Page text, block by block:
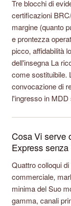
Tre blocchi di
certificazioni
margine (quanto
e prontezza
picco, affidabilità
dell'insegna La
come sostituibile.
convocazione di
l'ingresso in
Cosa Vi serve
Express
Quattro colloqui
commerciale,
minima del Suo
gamma, canali